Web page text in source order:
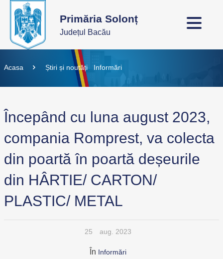
Primăria Solonț
Județul Bacău
Acasa Știri și noutăți Informări
Începând cu luna august 2023,
compania Romprest, va colecta
din poartă în poartă deșeurile
din HÂRTIE/ CARTON/
PLASTIC/ METAL
25 aug. 2023
În Informări